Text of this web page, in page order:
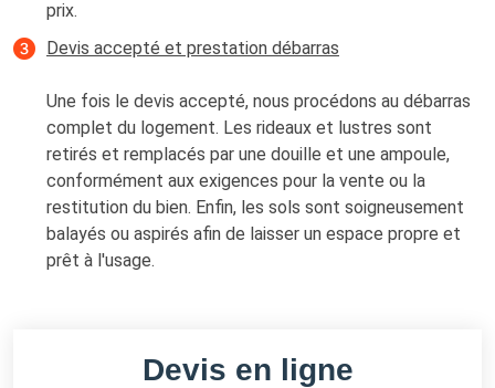
prix.
Devis accepté et prestation débarras
Une fois le devis accepté, nous procédons au débarras
complet du logement. Les rideaux et lustres sont
retirés et remplacés par une douille et une ampoule,
conformément aux exigences pour la vente ou la
restitution du bien. Enfin, les sols sont soigneusement
balayés ou aspirés afin de laisser un espace propre et
prêt à l'usage.
Devis en ligne